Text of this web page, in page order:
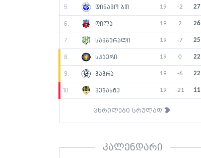
5. დინამო ბთ 19 -2 27
6. დილა 19 2 26
7. სამგურალი 19 -7 25
8. სპაერი 19 0 22
9. გაგრა 19 -6 22
10. მეშახტე 19 -21 11
ცხრილები სრულად
კალენდარი